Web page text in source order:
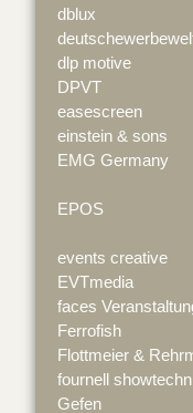
dblux
dlp motive
DPVT
easescreen
einstein & sons
EMG Germany
EPOS
events creative
EVTmedia
faces
Ferrofish
Flottmeier &
fournell
Gefen